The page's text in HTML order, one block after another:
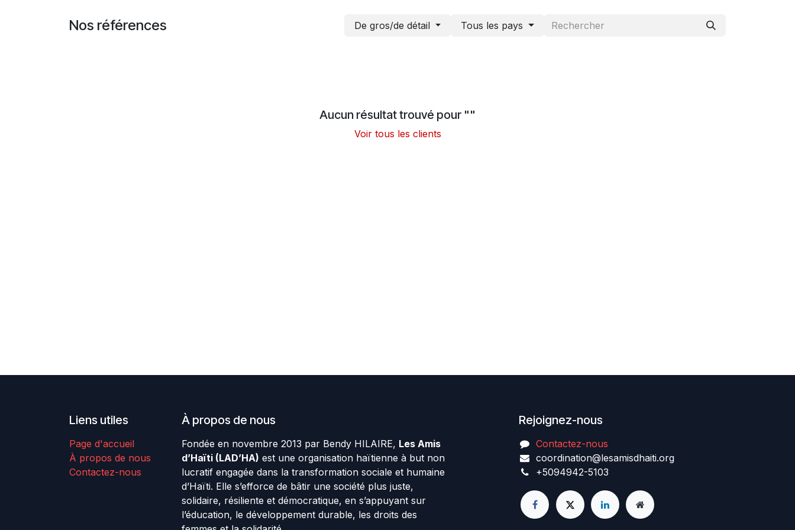
Nos références De gros/de détail Tous les pays
Aucun résultat trouvé pour ""
Voir tous les clients
Liens utiles
Page d'accueil
À propos de nous
Contactez-nous
À propos de nous
Fondée en novembre 2013 par Bendy HILAIRE, Les Amis
d’Haïti (LAD’HA) est une organisation haïtienne à but non
lucratif engagée dans la transformation sociale et humaine
d’Haïti. Elle s’efforce de bâtir une société plus juste,
solidaire, résiliente et démocratique, en s’appuyant sur
l’éducation, le développement durable, les droits des
Rejoignez-nous
Contactez-nous
coordination@lesamisdhaiti.org
+5094942-5103